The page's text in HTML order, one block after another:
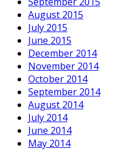
August 2015
July 2015
June 2015
December 2014
November 2014
October 2014
September 2014
August 2014
July 2014
June 2014
May 2014